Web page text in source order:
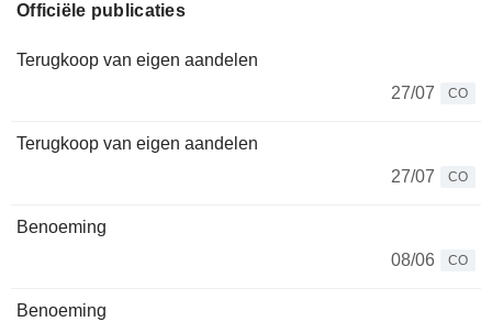
Officiële publicaties
Terugkoop van eigen aandelen
27/07
CO
Terugkoop van eigen aandelen
27/07
CO
Benoeming
08/06
CO
Benoeming